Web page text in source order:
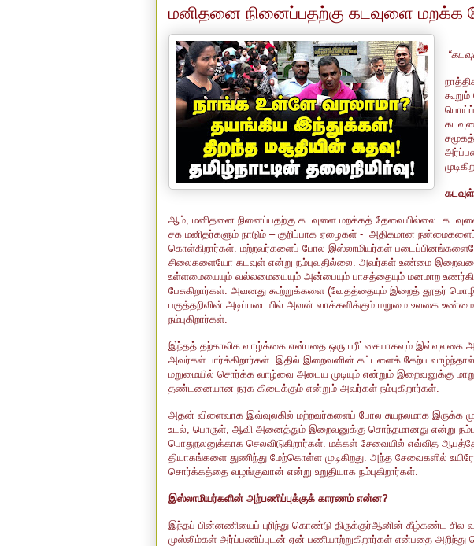
மனிதனை நினைப்பதற்கு கடவுளை மறக்க
ஆம், மனிதனை நினைப்பதற்கு கடவுளை மறக்கத் தேவையில்லை. கடவுளை
சக மனிதர்களும் நாடும் – குறிப்பாக ஏழைகள் - அதிகமான நன்மைகளைப்
கொள்கிறார்கள். மற்றவர்களைப் போல இஸ்லாமியர்கள்
சிலைகளையோ கடவுள் என்று நம்புவதில்லை. அவர்கள் உண்மை
உள்ளமையையும் வல்லமையையும் அன்பையும் பாசத்தையும் மனமாற
பேசுகிறார்கள். அவனது கூற்றுக்களை (வேதத்தையும் இறைத் தூதர்
பகுத்தறிவின் அடிப்படையில் அவன் வாக்களிக்கும் மறுமை உலகை
நம்புகிறார்கள்.
இந்தத் தற்காலிக வாழ்க்கை என்பதை ஒரு பரீட்சையாகவும் இவ்வுலகை
அவர்கள் பார்க்கிறார்கள். இதில் இறைவனின் கட்டளைக் கேற்ப
மறுமையில் சொர்க்க வாழ்வை அடைய முடியும் என்றும் இறைவனுக்கு
தண்டனையான நரக கிடைக்கும் என்றும் அவர்கள் நம்புகிறார்கள்.
அதன் விளைவாக இவ்வுலகில் மற்றவர்களைப் போல சுயநலமாக இருக்க
உடல், பொருள், ஆவி அனைத்தும் இறைவனுக்கு சொந்தமானது என்று
பொதுநலனுக்காக செலவிடுகிறார்கள். மக்கள் சேவையில் எவ்வித
தியாகங்களை துணிந்து மேற்கொள்ள முடிகிறது. அந்த சேவைகளில்
சொர்க்கத்தை வழங்குவான் என்று உறுதியாக நம்புகிறார்கள்.
இஸ்லாமியர்களின் அற்பணிப்புக்குக் காரணம் என்ன?
இந்தப் பின்னணியைப் புரிந்து கொண்டு திருக்குர்ஆனின் கீழ்கண்ட சில
முஸ்லிம்கள் அர்ப்பணிப்புடன் ஏன் பணியாற்றுகிறார்கள் என்பதை